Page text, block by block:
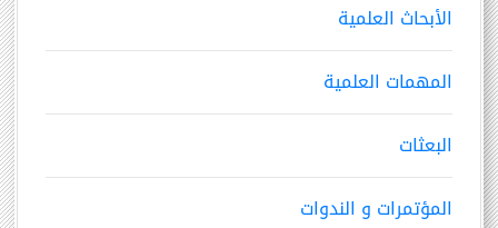
الأبحاث العلمية
المهمات العلمية
البعثات
المؤتمرات و الندوات